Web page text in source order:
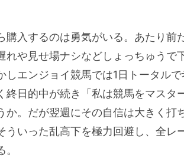
購入するのは勇気がいる。あたり前
れや見せ場ナシなどしょっちゅうで
しエンジョイ競馬では1日トータル
終日的中が続き「私は競馬をマスタ
か。だが翌週にその自信は大きく打
ういった乱高下を極力回避し、全レ